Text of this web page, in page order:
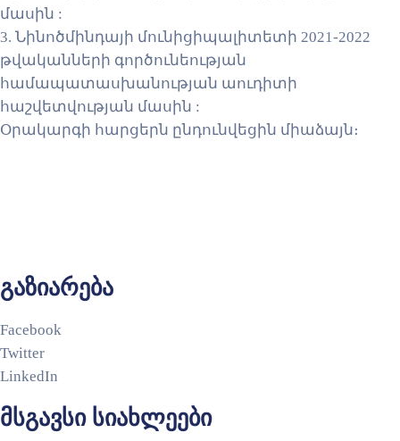
մասին :
3. Նինոծմինդայի մունիցիպալիտետի 2021-2022
թվականների գործունեության
համապատասխանության աուդիտի
հաշվետվության մասին :
Օրակարգի հարցերն ընդունվեցին միաձայն։
გაზიარება
Facebook
Twitter
LinkedIn
მსგავსი სიახლეები